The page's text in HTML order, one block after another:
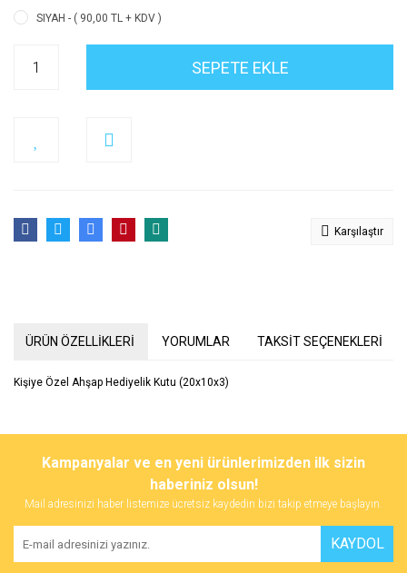
SIYAH - ( 90,00 TL + KDV )
SEPETE EKLE
Karşılaştır
ÜRÜN ÖZELLİKLERİ YORUMLAR TAKSİT SEÇENEKLERİ
Kişiye Özel Ahşap Hediyelik Kutu (20x10x3)
Bu ürüne ilk yorumu siz yapın!
Yorum Yaz
tarafımıza iletebilirsiniz.
Görüş ve önerileriniz için teşekkür ederiz.
Ürün resmi kalitesiz, bozuk veya görüntülenemiyor.
Ürün açıklamasında eksik bilgiler bulunuyor.
Kampanyalar ve en yeni ürünlerimizden ilk sizin
haberiniz olsun!
Mail adresinizi haber listemize ücretsiz kaydedin bizi takip etmeye başlayın.
KAYDOL